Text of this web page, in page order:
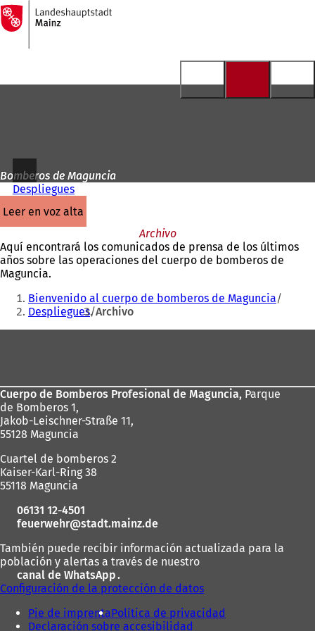
Saltar al contenido
A
la
página
Bomberos de Maguncia
Despliegues
leer en voz alta
Archivo
Aquí encontrará los comunicados de prensa de los últimos
años sobre las operaciones del cuerpo de bomberos de
Maguncia.
Estás
aquí:
Bienvenido al cuerpo de bomberos de Maguncia
Despliegues Archivo
pies
Cuerpo de Bomberos Profesional de Maguncia, Parque
de Bomberos 1,
Jakob-Leischner-Straße 11,
55128 Maguncia
Cuartel de bomberos 2
Kaiser-Karl-Ring 38
55118 Maguncia
06131 12-4501
feuerwehr
stadt.mainz de
También puede recibir información actualizada para la
población y alertas a través de nuestro
canal de WhatsApp(
S
a
.
Configuración de la protección de datos
Pie de imprentaPolítica de privacidad
Declaración sobre accesibilidad